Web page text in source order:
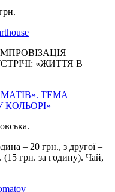
«ЖИТТЯ В
– 20 грн., з другої –
(15 грн. за годину). Чай,